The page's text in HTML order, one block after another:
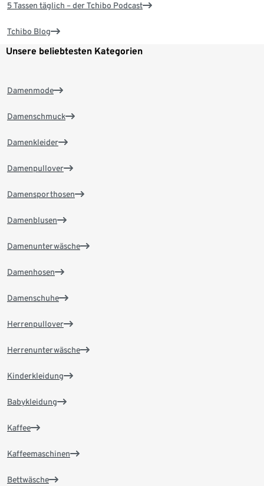
5 Tassen täglich – der Tchibo Podcast
Tchibo Blog
Unsere beliebtesten Kategorien
Damenmode
Damenschmuck
Damenkleider
Damenpullover
Damensporthosen
Damenblusen
Damenunterwäsche
Damenhosen
Damenschuhe
Herrenpullover
Herrenunterwäsche
Kinderkleidung
Babykleidung
Kaffee
Kaffeemaschinen
Bettwäsche